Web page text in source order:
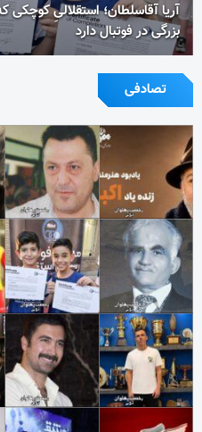
آریا آقاسلطان؛ استقلالیِ کوچکی
بزرگی در فوتبال دارد
تصادفی